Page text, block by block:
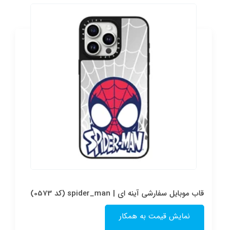
قاب موبایل سفارشی آینه ای | spider_man (کد 0573)
نمایش قیمت به همکار